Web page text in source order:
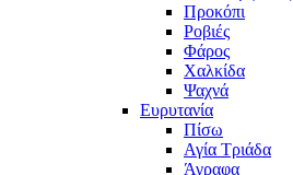
Προκόπι
Ροβιές
Φάρος
Χαλκίδα
Ψαχνά
Ευρυτανία
Πίσω
Αγία Τριάδα
Άγραφα